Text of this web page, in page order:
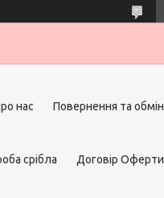
нас Повернення та обмін
срібла Договір Оферти